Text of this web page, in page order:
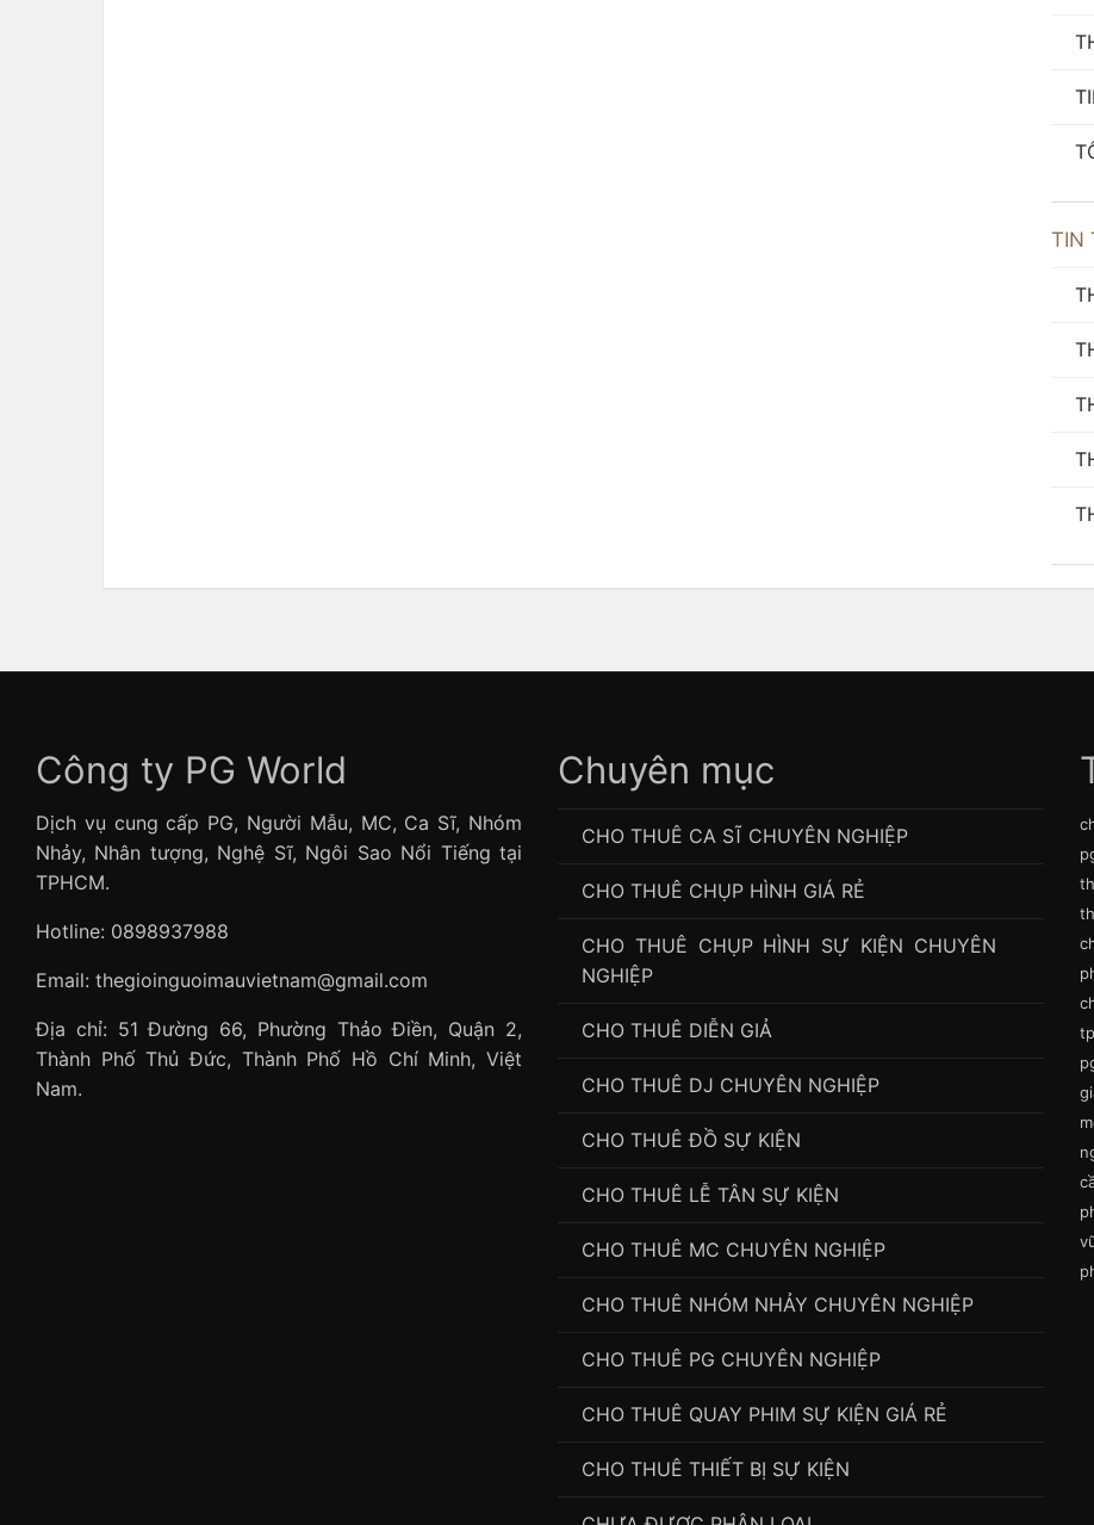
TIN
Công ty PG World
Dịch vụ cung cấp PG, Người Mẫu, MC, Ca Sĩ, Nhóm
Nhảy, Nhân tượng, Nghệ Sĩ, Ngôi Sao Nổi Tiếng tại
TPHCM.
Hotline: 0898937988
Email: thegioinguoimauvietnam@gmail.com
Địa chỉ: 51 Đường 66, Phường Thảo Điền, Quận 2,
Thành Phố Thủ Đức, Thành Phố Hồ Chí Minh, Việt
Nam.
Chuyên mục
CHO THUÊ CA SĨ CHUYÊN NGHIỆP
CHO THUÊ CHỤP HÌNH GIÁ RẺ
CHO THUÊ CHỤP HÌNH SỰ KIỆN CHUYÊN
NGHIỆP
CHO THUÊ DIỄN GIẢ
CHO THUÊ DJ CHUYÊN NGHIỆP
CHO THUÊ ĐỒ SỰ KIỆN
CHO THUÊ LỄ TÂN SỰ KIỆN
CHO THUÊ MC CHUYÊN NGHIỆP
CHO THUÊ NHÓM NHẢY CHUYÊN NGHIỆP
CHO THUÊ PG CHUYÊN NGHIỆP
CHO THUÊ QUAY PHIM SỰ KIỆN GIÁ RẺ
CHO THUÊ THIẾT BỊ SỰ KIỆN